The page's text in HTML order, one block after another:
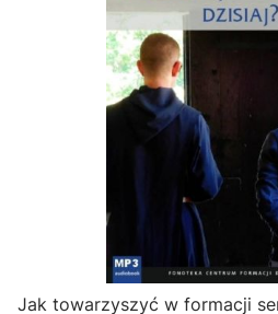
Jak towarzyszyć w formacji